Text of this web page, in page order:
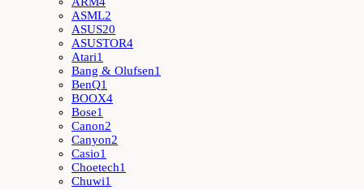
ASML2
ASUS20
ASUSTOR4
Atari1
Bang & Olufsen1
BenQ1
BOOX4
Bose1
Canon2
Canyon2
Casio1
Choetech1
Chuwi1